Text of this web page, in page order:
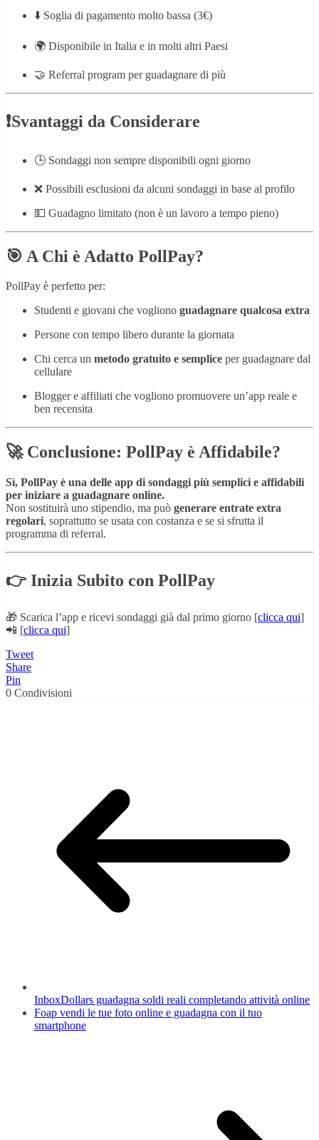
⬇️ Soglia di pagamento molto bassa (3€)
🌍 Disponibile in Italia e in molti altri Paesi
🤝 Referral program per guadagnare di più
❗Svantaggi da Considerare
🕒 Sondaggi non sempre disponibili ogni giorno
❌ Possibili esclusioni da alcuni sondaggi in base al profilo
💵 Guadagno limitato (non è un lavoro a tempo pieno)
🎯 A Chi è Adatto PollPay?
PollPay è perfetto per:
Studenti e giovani che vogliono guadagnare qualcosa extra
Persone con tempo libero durante la giornata
Chi cerca un metodo gratuito e semplice per guadagnare dal
cellulare
Blogger e affiliati che vogliono promuovere un’app reale e
ben recensita
🚀 Conclusione: PollPay è Affidabile?
Sì, PollPay è una delle app di sondaggi più semplici e affidabili
per iniziare a guadagnare online.
Non sostituirà uno stipendio, ma può generare entrate extra
regolari, soprattutto se usata con costanza e se si sfrutta il
programma di referral.
👉 Inizia Subito con PollPay
🎁 Scarica l’app e ricevi sondaggi già dal primo giorno [clicca qui]
📲 [clicca qui]
Tweet
Share
Pin
0 Condivisioni
InboxDollars guadagna soldi reali completando attività online
Foap vendi le tue foto online e guadagna con il tuo
smartphone